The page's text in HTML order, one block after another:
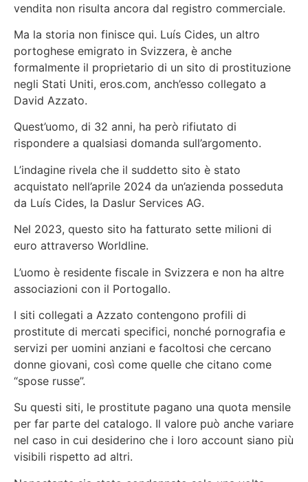
vendita non risulta ancora dal registro commerciale.
Ma la storia non finisce qui. Luís Cides, un altro
portoghese emigrato in Svizzera, è anche
formalmente il proprietario di un sito di prostituzione
negli Stati Uniti, eros.com, anch’esso collegato a
David Azzato.
Quest’uomo, di 32 anni, ha però rifiutato di
rispondere a qualsiasi domanda sull’argomento.
L’indagine rivela che il suddetto sito è stato
acquistato nell’aprile 2024 da un’azienda posseduta
da Luís Cides, la Daslur Services AG.
Nel 2023, questo sito ha fatturato sette milioni di
euro attraverso Worldline.
L’uomo è residente fiscale in Svizzera e non ha altre
associazioni con il Portogallo.
I siti collegati a Azzato contengono profili di
prostitute di mercati specifici, nonché pornografia e
servizi per uomini anziani e facoltosi che cercano
donne giovani, così come quelle che citano come
“spose russe”.
Su questi siti, le prostitute pagano una quota mensile
per far parte del catalogo. Il valore può anche variare
nel caso in cui desiderino che i loro account siano più
visibili rispetto ad altri.